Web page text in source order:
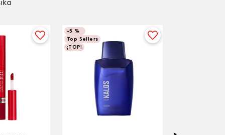
-5 %
Top Sellers
¡TOP!